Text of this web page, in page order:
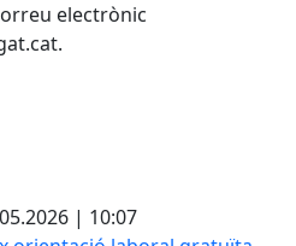
electrònic
| 10:07